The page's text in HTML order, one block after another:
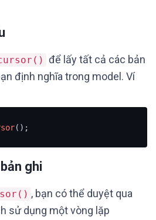
để lấy tất cả các bản
định nghĩa trong model. Ví
();
ghi
, bạn có thể duyệt qua
sử dụng một vòng lặp